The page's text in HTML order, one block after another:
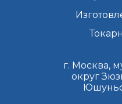
г. Москва,
округ